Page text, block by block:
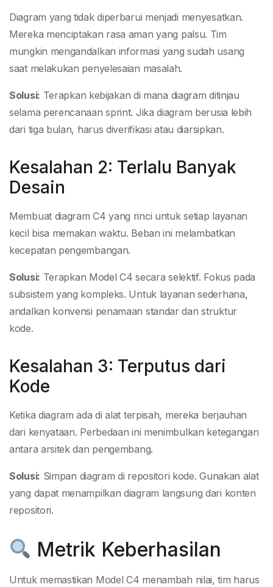
Diagram yang tidak diperbarui menjadi menyesatkan.
Mereka menciptakan rasa aman yang palsu. Tim
mungkin mengandalkan informasi yang sudah usang
saat melakukan penyelesaian masalah.
Solusi: Terapkan kebijakan di mana diagram ditinjau
selama perencanaan sprint. Jika diagram berusia lebih
dari tiga bulan, harus diverifikasi atau diarsipkan.
Kesalahan 2: Terlalu Banyak
Desain
Membuat diagram C4 yang rinci untuk setiap layanan
kecil bisa memakan waktu. Beban ini melambatkan
kecepatan pengembangan.
Solusi: Terapkan Model C4 secara selektif. Fokus pada
subsistem yang kompleks. Untuk layanan sederhana,
andalkan konvensi penamaan standar dan struktur
kode.
Kesalahan 3: Terputus dari
Kode
Ketika diagram ada di alat terpisah, mereka berjauhan
dari kenyataan. Perbedaan ini menimbulkan ketegangan
antara arsitek dan pengembang.
Solusi: Simpan diagram di repositori kode. Gunakan alat
yang dapat menampilkan diagram langsung dari konten
repositori.
Metrik Keberhasilan
Untuk memastikan Model C4 menambah nilai, tim harus